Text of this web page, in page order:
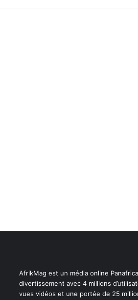
AfrikMag est un média online
divertissement avec 4 millions
vues vidéos et une portée de 25